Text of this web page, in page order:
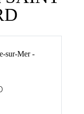
sur-Mer -